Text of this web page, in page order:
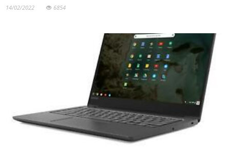
14/02/2022 6854